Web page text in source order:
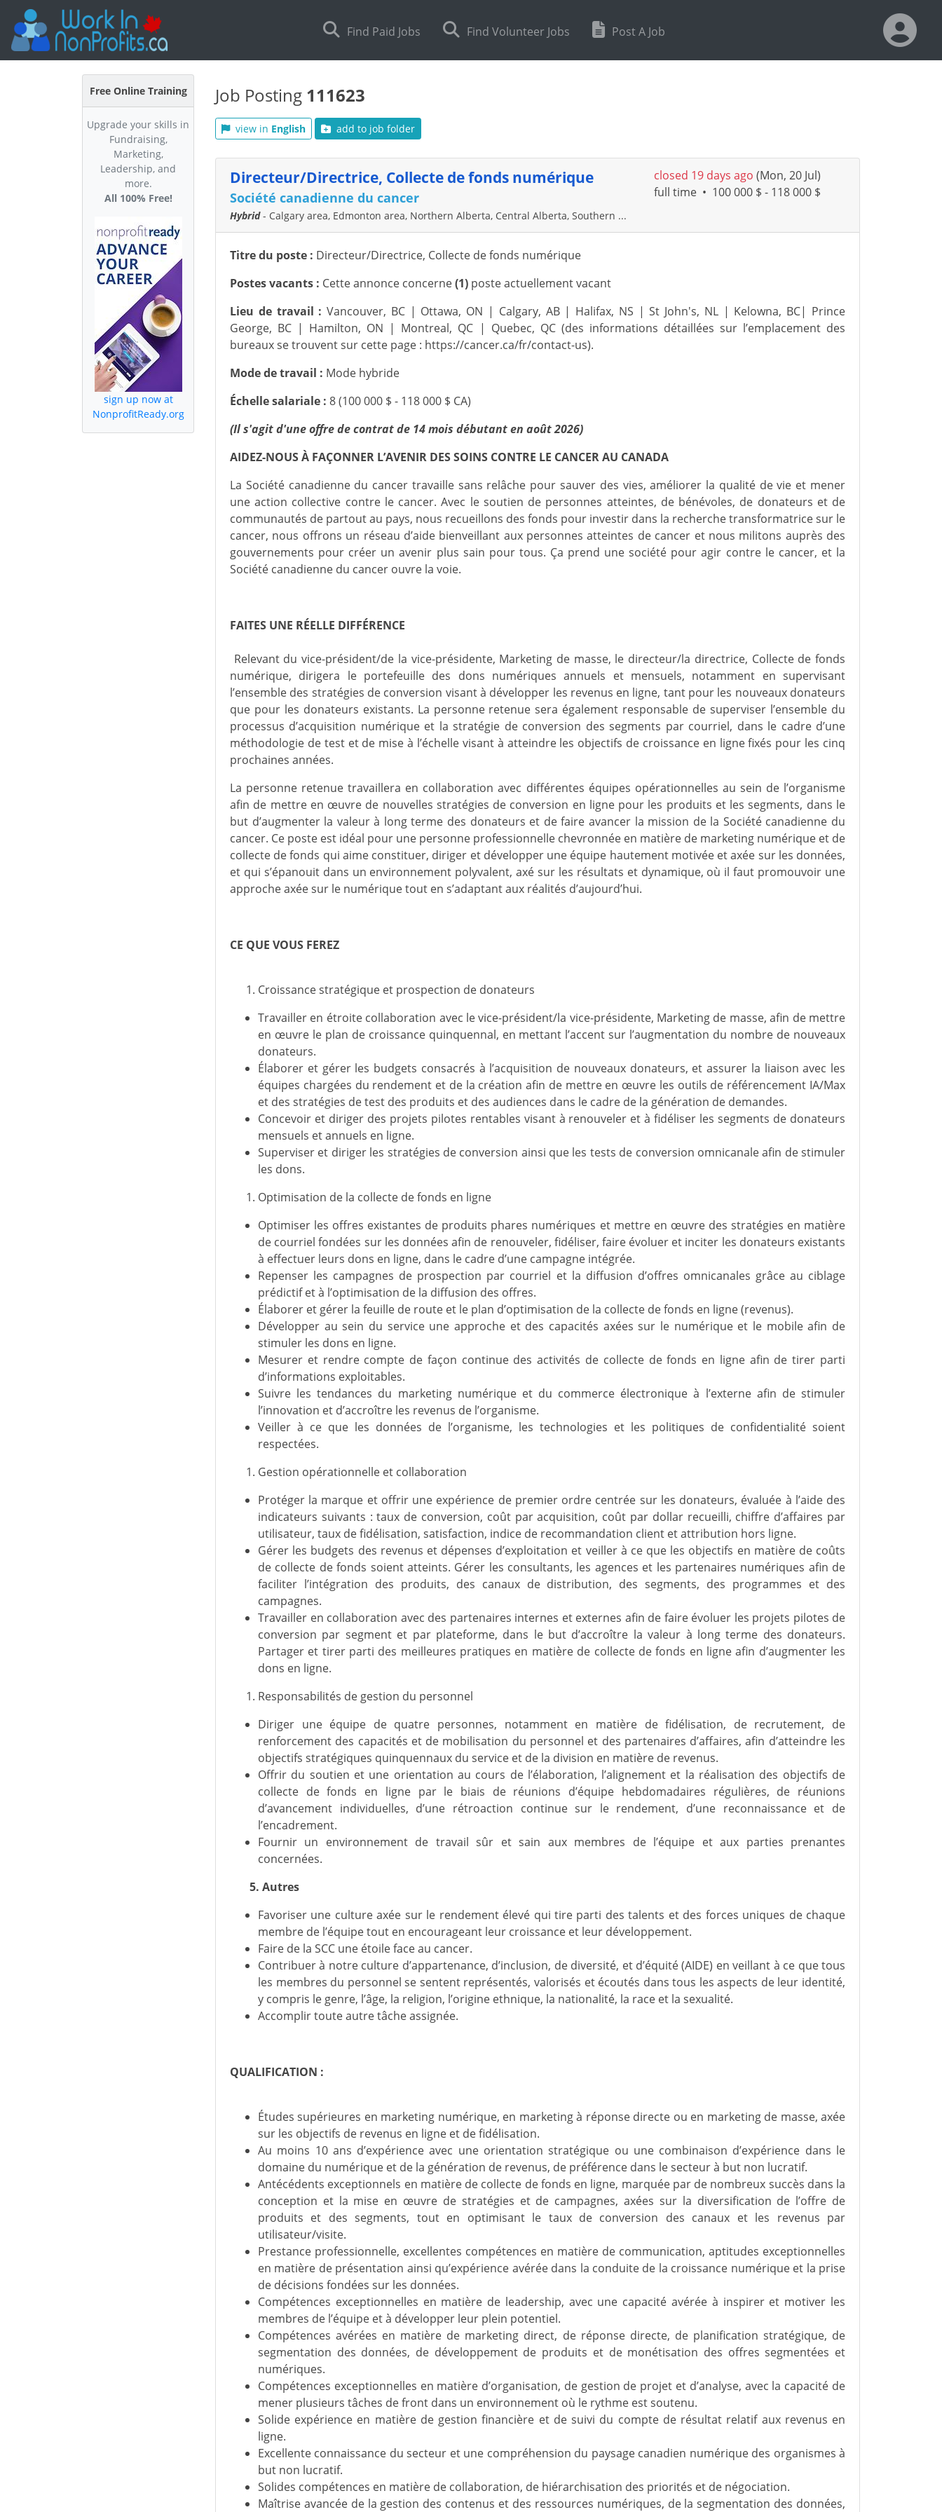
Find Paid Jobs Find Volunteer Jobs Post A Job
Free Online Training
Upgrade your skills in
Fundraising,
Marketing,
Leadership, and
more.
All 100% Free!
sign up now at
NonprofitReady.org
Job Posting 111623
view in English add to job folder
Directeur/Directrice, Collecte de fonds numérique
Société canadienne du cancer
Hybrid- Calgary area, Edmonton area, Northern Alberta, Central Alberta, Southern ...
closed 19 days ago (Mon, 20 Jul)
full time • 100 000 $ - 118 000 $
Titre du poste : Directeur/Directrice, Collecte de fonds numérique
Postes vacants : Cette annonce concerne(1) poste actuellement vacant
Lieu de travail :Vancouver, BC | Ottawa, ON | Calgary, AB | Halifax, NS | St John's, NL | Kelowna, BC| Prince
George, BC | Hamilton, ON | Montreal, QC | Quebec, QC (des informations détaillées sur l’emplacement des
bureaux se trouvent sur cette page : https://cancer.ca/fr/contact-us).
Mode de travail : Mode hybride
Échelle salariale : 8 (100 000 $ - 118 000 $ CA)
(Il s'agit d'une offre de contrat de 14 mois débutant en août 2026)
AIDEZ-NOUS À FAÇONNER L’AVENIR DES SOINS CONTRE LE CANCER AU CANADA
La Société canadienne du cancer travaille sans relâche pour sauver des vies, améliorer la qualité de vie et mener
une action collective contre le cancer. Avec le soutien de personnes atteintes, de bénévoles, de donateurs et de
communautés de partout au pays, nous recueillons des fonds pour investir dans la recherche transformatrice sur le
cancer, nous offrons un réseau d’aide bienveillant aux personnes atteintes de cancer et nous militons auprès des
gouvernements pour créer un avenir plus sain pour tous. Ça prend une société pour agir contre le cancer, et la
Société canadienne du cancer ouvre la voie.
FAITES UNE RÉELLE DIFFÉRENCE
Relevant du vice-président/de la vice-présidente, Marketing de masse, le directeur/la directrice, Collecte de fonds
numérique, dirigera le portefeuille des dons numériques annuels et mensuels, notamment en supervisant
l’ensemble des stratégies de conversion visant à développer les revenus en ligne, tant pour les nouveaux donateurs
que pour les donateurs existants. La personne retenue sera également responsable de superviser l’ensemble du
processus d’acquisition numérique et la stratégie de conversion des segments par courriel, dans le cadre d’une
méthodologie de test et de mise à l’échelle visant à atteindre les objectifs de croissance en ligne fixés pour les cinq
prochaines années.
La personne retenue travaillera en collaboration avec différentes équipes opérationnelles au sein de l’organisme
afin de mettre en œuvre de nouvelles stratégies de conversion en ligne pour les produits et les segments, dans le
but d’augmenter la valeur à long terme des donateurs et de faire avancer la mission de la Société canadienne du
cancer. Ce poste est idéal pour une personne professionnelle chevronnée en matière de marketing numérique et de
collecte de fonds qui aime constituer, diriger et développer une équipe hautement motivée et axée sur les données,
et qui s’épanouit dans un environnement polyvalent, axé sur les résultats et dynamique, où il faut promouvoir une
approche axée sur le numérique tout en s’adaptant aux réalités d’aujourd’hui.
CE QUE VOUS FEREZ
Croissance stratégique et prospection de donateurs
Travailler en étroite collaboration avec le vice-président/la vice-présidente, Marketing de masse, afin de mettre
en œuvre le plan de croissance quinquennal, en mettant l’accent sur l’augmentation du nombre de nouveaux
donateurs.
Élaborer et gérer les budgets consacrés à l’acquisition de nouveaux donateurs, et assurer la liaison avec les
équipes chargées du rendement et de la création afin de mettre en œuvre les outils de référencement IA/Max
et des stratégies de test des produits et des audiences dans le cadre de la génération de demandes.
Concevoir et diriger des projets pilotes rentables visant à renouveler et à fidéliser les segments de donateurs
mensuels et annuels en ligne.
Superviser et diriger les stratégies de conversion ainsi que les tests de conversion omnicanale afin de stimuler
les dons.
Optimisation de la collecte de fonds en ligne
Optimiser les offres existantes de produits phares numériques et mettre en œuvre des stratégies en matière
de courriel fondées sur les données afin de renouveler, fidéliser, faire évoluer et inciter les donateurs existants
à effectuer leurs dons en ligne, dans le cadre d’une campagne intégrée.
Repenser les campagnes de prospection par courriel et la diffusion d’offres omnicanales grâce au ciblage
prédictif et à l’optimisation de la diffusion des offres.
Élaborer et gérer la feuille de route et le plan d’optimisation de la collecte de fonds en ligne (revenus).
Développer au sein du service une approche et des capacités axées sur le numérique et le mobile afin de
stimuler les dons en ligne.
Mesurer et rendre compte de façon continue des activités de collecte de fonds en ligne afin de tirer parti
d’informations exploitables.
Suivre les tendances du marketing numérique et du commerce électronique à l’externe afin de stimuler
l’innovation et d’accroître les revenus de l’organisme.
Veiller à ce que les données de l’organisme, les technologies et les politiques de confidentialité soient
respectées.
Gestion opérationnelle et collaboration
Protéger la marque et offrir une expérience de premier ordre centrée sur les donateurs, évaluée à l’aide des
indicateurs suivants : taux de conversion, coût par acquisition, coût par dollar recueilli, chiffre d’affaires par
utilisateur, taux de fidélisation, satisfaction, indice de recommandation client et attribution hors ligne.
Gérer les budgets des revenus et dépenses d’exploitation et veiller à ce que les objectifs en matière de coûts
de collecte de fonds soient atteints. Gérer les consultants, les agences et les partenaires numériques afin de
faciliter l’intégration des produits, des canaux de distribution, des segments, des programmes et des
campagnes.
Travailler en collaboration avec des partenaires internes et externes afin de faire évoluer les projets pilotes de
conversion par segment et par plateforme, dans le but d’accroître la valeur à long terme des donateurs.
Partager et tirer parti des meilleures pratiques en matière de collecte de fonds en ligne afin d’augmenter les
dons en ligne.
Responsabilités de gestion du personnel
Diriger une équipe de quatre personnes, notamment en matière de fidélisation, de recrutement, de
renforcement des capacités et de mobilisation du personnel et des partenaires d’affaires, afin d’atteindre les
objectifs stratégiques quinquennaux du service et de la division en matière de revenus.
Offrir du soutien et une orientation au cours de l’élaboration, l’alignement et la réalisation des objectifs de
collecte de fonds en ligne par le biais de réunions d’équipe hebdomadaires régulières, de réunions
d’avancement individuelles, d’une rétroaction continue sur le rendement, d’une reconnaissance et de
l’encadrement.
Fournir un environnement de travail sûr et sain aux membres de l’équipe et aux parties prenantes
concernées.
5. Autres
Favoriser une culture axée sur le rendement élevé qui tire parti des talents et des forces uniques de chaque
membre de l’équipe tout en encourageant leur croissance et leur développement.
Faire de la SCC une étoile face au cancer.
Contribuer à notre culture d’appartenance, d’inclusion, de diversité, et d’équité (AIDE) en veillant à ce que tous
les membres du personnel se sentent représentés, valorisés et écoutés dans tous les aspects de leur identité,
y compris le genre, l’âge, la religion, l’origine ethnique, la nationalité, la race et la sexualité.
Accomplir toute autre tâche assignée.
QUALIFICATION :
Études supérieures en marketing numérique, en marketing à réponse directe ou en marketing de masse, axée
sur les objectifs de revenus en ligne et de fidélisation.
Au moins 10 ans d’expérience avec une orientation stratégique ou une combinaison d’expérience dans le
domaine du numérique et de la génération de revenus, de préférence dans le secteur à but non lucratif.
Antécédents exceptionnels en matière de collecte de fonds en ligne, marquée par de nombreux succès dans la
conception et la mise en œuvre de stratégies et de campagnes, axées sur la diversification de l’offre de
produits et des segments, tout en optimisant le taux de conversion des canaux et les revenus par
utilisateur/visite.
Prestance professionnelle, excellentes compétences en matière de communication, aptitudes exceptionnelles
en matière de présentation ainsi qu’expérience avérée dans la conduite de la croissance numérique et la prise
de décisions fondées sur les données.
Compétences exceptionnelles en matière de leadership, avec une capacité avérée à inspirer et motiver les
membres de l’équipe et à développer leur plein potentiel.
Compétences avérées en matière de marketing direct, de réponse directe, de planification stratégique, de
segmentation des données, de développement de produits et de monétisation des offres segmentées et
numériques.
Compétences exceptionnelles en matière d’organisation, de gestion de projet et d’analyse, avec la capacité de
mener plusieurs tâches de front dans un environnement où le rythme est soutenu.
Solide expérience en matière de gestion financière et de suivi du compte de résultat relatif aux revenus en
ligne.
Excellente connaissance du secteur et une compréhension du paysage canadien numérique des organismes à
but non lucratif.
Solides compétences en matière de collaboration, de hiérarchisation des priorités et de négociation.
Maîtrise avancée de la gestion des contenus et des ressources numériques, de la segmentation des données,